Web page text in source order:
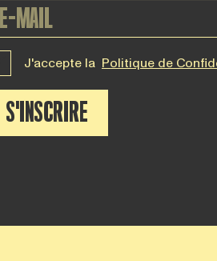
J'accepte la Politique de
S'INSCRIRE